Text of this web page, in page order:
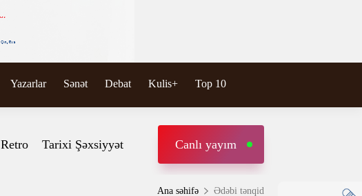
Yazarlar Sənət Debat Kulis+ Top 10
Retro Tarixi Şəxsiyyət Canlı yayım
Ana səhifə Ədəbi tənqid